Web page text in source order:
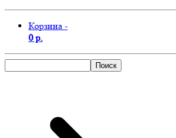
Корзина -
0 р.